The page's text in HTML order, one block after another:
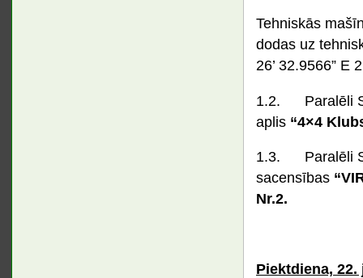
Tehniskās
dodas uz
26’ 32.9566” E
1.2. Paralēli
aplis “4×4
1.3. Paralēli
sacensības
Nr.2.
Piektdiena,